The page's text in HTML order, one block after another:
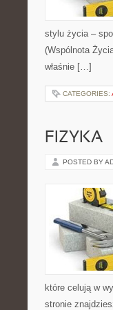
stylu życia –
(Wspólnota
właśnie […]
CATEGORIES:
FIZYKA
POSTED BY
które celują w
stronie